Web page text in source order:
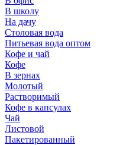
В школу
На дачу
Столовая вода
Питьевая вода оптом
Кофе и чай
Кофе
В зернах
Молотый
Растворимый
Кофе в капсулах
Чай
Листовой
Пакетированный